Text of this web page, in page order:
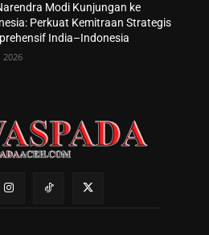
Modi Kunjungan ke
Perkuat Kemitraan Strategis
India–Indonesia
2026